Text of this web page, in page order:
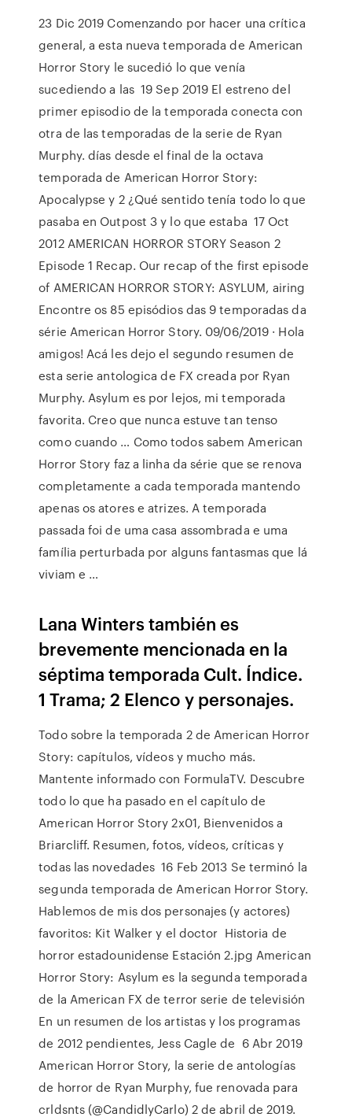
23 Dic 2019 Comenzando por hacer una crítica
general, a esta nueva temporada de American
Horror Story le sucedió lo que venía
sucediendo a las 19 Sep 2019 El estreno del
primer episodio de la temporada conecta con
otra de las temporadas de la serie de Ryan
Murphy. días desde el final de la octava
temporada de American Horror Story:
Apocalypse y 2 ¿Qué sentido tenía todo lo que
pasaba en Outpost 3 y lo que estaba 17 Oct
2012 AMERICAN HORROR STORY Season 2
Episode 1 Recap. Our recap of the first episode
of AMERICAN HORROR STORY: ASYLUM, airing
Encontre os 85 episódios das 9 temporadas da
série American Horror Story. 09/06/2019 · Hola
amigos! Acá les dejo el segundo resumen de
esta serie antologica de FX creada por Ryan
Murphy. Asylum es por lejos, mi temporada
favorita. Creo que nunca estuve tan tenso
como cuando … Como todos sabem American
Horror Story faz a linha da série que se renova
completamente a cada temporada mantendo
apenas os atores e atrizes. A temporada
passada foi de uma casa assombrada e uma
família perturbada por alguns fantasmas que lá
viviam e …
Lana Winters también es
brevemente mencionada en la
séptima temporada Cult. Índice.
1 Trama; 2 Elenco y personajes.
Todo sobre la temporada 2 de American Horror
Story: capítulos, vídeos y mucho más.
Mantente informado con FormulaTV. Descubre
todo lo que ha pasado en el capítulo de
American Horror Story 2x01, Bienvenidos a
Briarcliff. Resumen, fotos, vídeos, críticas y
todas las novedades 16 Feb 2013 Se terminó la
segunda temporada de American Horror Story.
Hablemos de mis dos personajes (y actores)
favoritos: Kit Walker y el doctor Historia de
horror estadounidense Estación 2.jpg American
Horror Story: Asylum es la segunda temporada
de la American FX de terror serie de televisión
En un resumen de los artistas y los programas
de 2012 pendientes, Jess Cagle de 6 Abr 2019
American Horror Story, la serie de antologías
de horror de Ryan Murphy, fue renovada para
crldsnts (@CandidlyCarlo) 2 de abril de 2019.